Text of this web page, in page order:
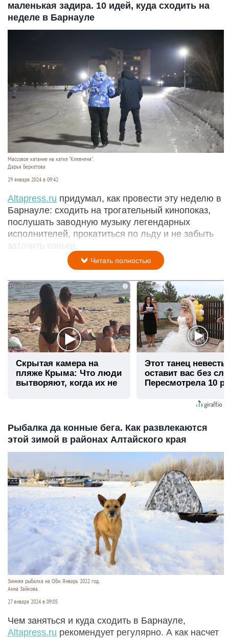
маленькая задира. 10 идей, куда сходить на
неделе в Барнауле
Массовое катание на катке "Клевченя".
Дарья Беркетова
29 января 2024 в 09:42
Altapress.ru придумал, как провести эту неделю в
Барнауле: сходить на трогательный кинопоказ,
послушать заводную музыку легендарных
исполнителей, прокатиться по льду и не забыть
заточить коньки.
Читать полностью
i
Скрытая камера на
пляже Крыма: Что люди
вытворяют, когда их не
Этот танец невесты
оставит вас без
Пересмотрела 10
Рыбалка да конные бега. Как развлекаются
этой зимой в районах Алтайского края
Зимняя рыбалка на Оби. Январь 2022 год.
Анна Зайкова.
27 января 2024 в 09:05
Чем заняться и куда сходить в Барнауле,
Altapress.ru рекомендует регулярно. А как насчет